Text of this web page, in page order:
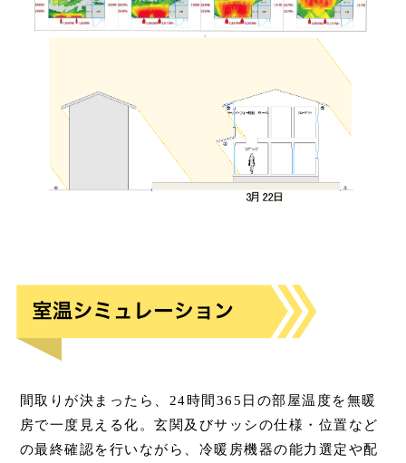
間取りが決まったら、24時間365日の部屋温度を無暖
房で一度見える化。玄関及びサッシの仕様・位置など
の最終確認を行いながら、冷暖房機器の能力選定や配